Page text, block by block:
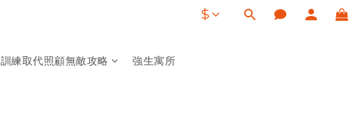
$
訓練取代照顧無敵攻略 強生寓所